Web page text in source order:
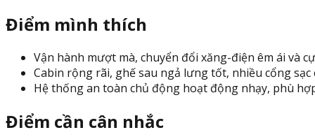
Điểm mình thích
Vận hành mượt mà, chuyển đổi xăng-điện êm ái và
Cabin rộng rãi, ghế sau ngả lưng tốt, nhiều cổng sạc
Hệ thống an toàn chủ động hoạt động nhạy, phù
Điểm cần cân nhắc